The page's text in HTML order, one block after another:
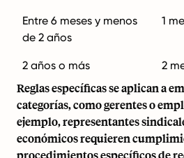
Entre 6 meses y menos
de 2 años
1
2 años o más 2
Reglas específicas se aplican a
categorías, como gerentes o
ejemplo, representantes
económicos requieren
procedimientos específicos de